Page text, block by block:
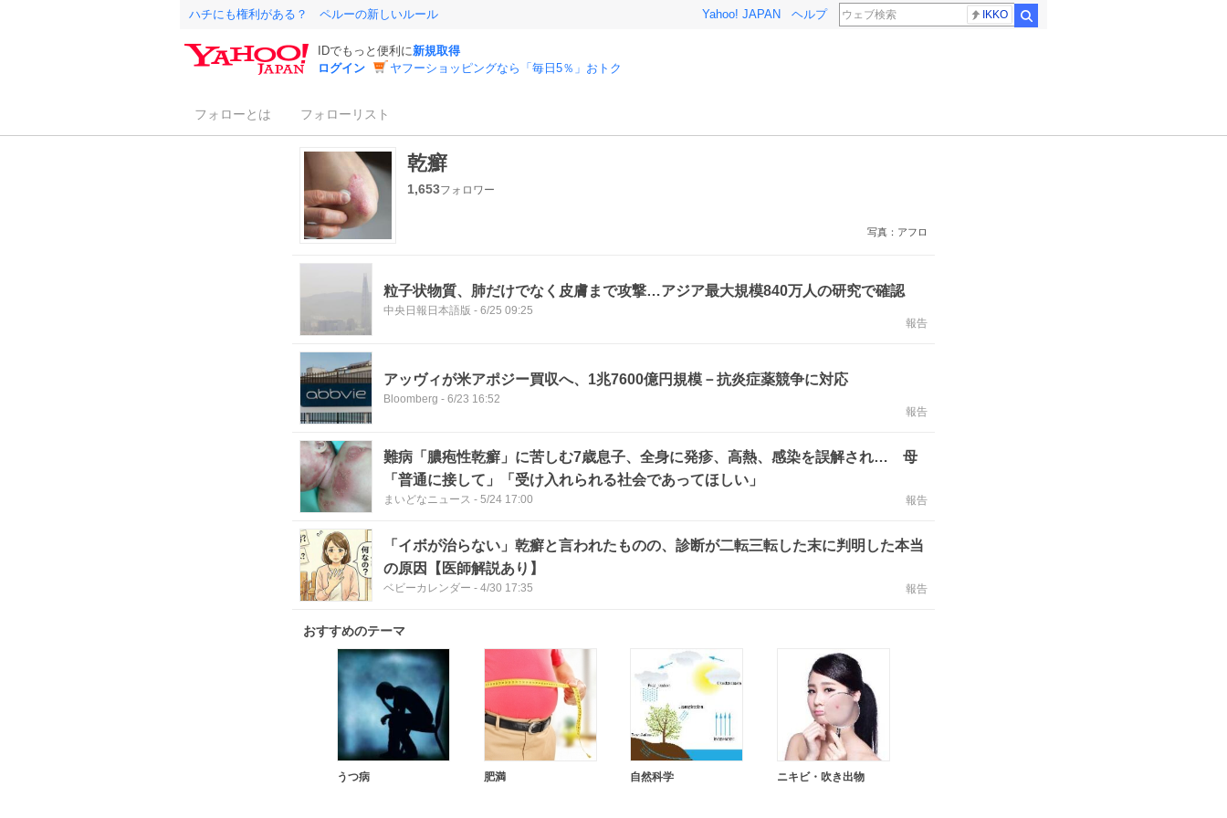
ハチにも権利がある？ ペルーの新しいルール Yahoo! JAPAN ヘルプ IKKO
IDでもっと便利に新規取得
ログイン
ヤフーショッピングなら「毎日5％」おトク
フォローとは フォローリスト
乾癬
1,653フォロワー
写真：アフロ
粒子状物質、肺だけでなく皮膚まで攻撃…アジア最大規模840万人の研究で確認
中央日報日本語版 - 6/25 09:25
報告
アッヴィが米アポジー買収へ、1兆7600億円規模－抗炎症薬競争に対応
Bloomberg - 6/23 16:52
報告
難病「膿疱性乾癬」に苦しむ7歳息子、全身に発疹、高熱、感染を誤解され… 母
「普通に接して」「受け入れられる社会であってほしい」
まいどなニュース - 5/24 17:00 報告
「イボが治らない」乾癬と言われたものの、診断が二転三転した末に判明した本当
の原因【医師解説あり】
ベビーカレンダー - 4/30 17:35 報告
おすすめのテーマ
うつ病 肥満 自然科学 ニキビ・吹き出物